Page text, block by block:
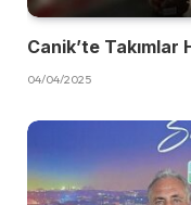
Canik’te Takımlar
04/04/2025